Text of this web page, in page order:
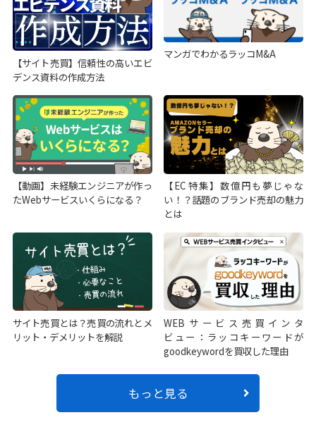
【サイト売買】信頼性の高いエビ
デンス資料の作成方法
マンガでわかるラッコM&A
【動画】未経験エンジニアが作っ
たWebサービスいくらになる？
【EC特集】数億円も夢じゃな
い！？話題のブランド売却の魅力
とは
サイト売買とは？売買の流れとメ
リット・デメリットを解説
WEBサービス売買インタ
ビュー：ラッコキーワードが
goodkeywordを買収した理由
もっと見る